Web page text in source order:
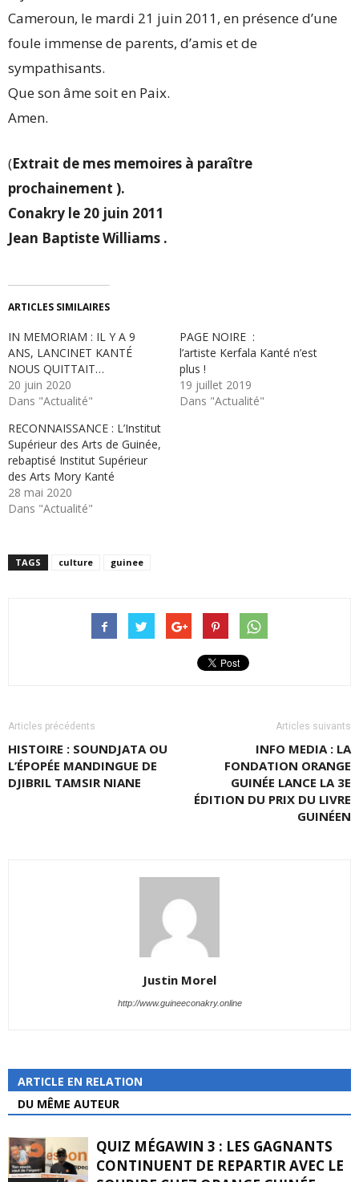
Cameroun, le mardi 21 juin 2011, en présence d’une
foule immense de parents, d’amis et de
sympathisants.
Que son âme soit en Paix.
Amen.
(Extrait de mes memoires à paraître
prochainement ).
Conakry le 20 juin 2011
Jean Baptiste Williams .
ARTICLES SIMILAIRES
IN MEMORIAM : IL Y A 9
ANS, LANCINET KANTÉ
NOUS QUITTAIT…
20 juin 2020
Dans "Actualité"
PAGE NOIRE :
l’artiste Kerfala Kanté n’est
plus !
19 juillet 2019
Dans "Actualité"
RECONNAISSANCE : L’Institut
Supérieur des Arts de Guinée,
rebaptisé Institut Supérieur
des Arts Mory Kanté
28 mai 2020
Dans "Actualité"
TAGS culture guinee
Articles précédents
HISTOIRE : SOUNDJATA OU
L’ÉPOPÉE MANDINGUE DE
DJIBRIL TAMSIR NIANE
Articles suivants
INFO MEDIA : LA
FONDATION ORANGE
GUINÉE LANCE LA 3E
ÉDITION DU PRIX DU LIVRE
GUINÉEN
Justin Morel
http://www.guineeconakry.online
ARTICLE EN RELATION
DU MÊME AUTEUR
QUIZ MÉGAWIN 3 : LES GAGNANTS
CONTINUENT DE REPARTIR AVEC LE